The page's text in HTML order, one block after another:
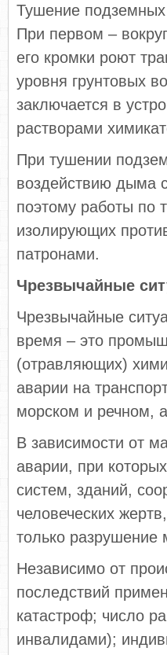
Тушение
При первом –
его кромки роют
уровня грунтовых
заключается в
растворами
При тушении
воздействию дыма
поэтому работы по
изолирующих
патронами.
Чрезвычайные
Чрезвычайные
время – это
(отравляющих)
аварии на
морском и речном,
В зависимости от
аварии, при
систем, зданий,
человеческих
только разрушение
Независимо от
последствий
катастроф; число
инвалидами);